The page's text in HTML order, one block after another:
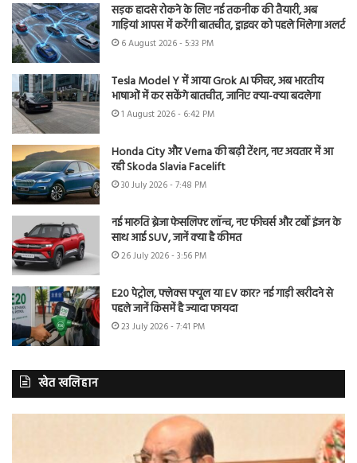
सड़क हादसे रोकने के लिए नई तकनीक की तैयारी, अब
गाड़ियां आपस में करेंगी बातचीत, ड्राइवर को पहले मिलेगा अलर्ट
6 August 2026 - 5:33 PM
Tesla Model Y में आया Grok AI फीचर, अब भारतीय
भाषाओं में कर सकेंगे बातचीत, जानिए क्या-क्या बदलेगा
1 August 2026 - 6:42 PM
Honda City और Verna की बढ़ी टेंशन, नए अवतार में आ
रही Skoda Slavia Facelift
30 July 2026 - 7:48 PM
नई मारुति ब्रेजा फेसलिफ्ट लॉन्च, नए फीचर्स और टर्बो इंजन के
साथ आई SUV, जानें क्या है कीमत
26 July 2026 - 3:56 PM
E20 पेट्रोल, फ्लेक्स फ्यूल या EV कार? नई गाड़ी खरीदने से
पहले जानें किसमें है ज्यादा फायदा
23 July 2026 - 7:41 PM
खेत खलिहान